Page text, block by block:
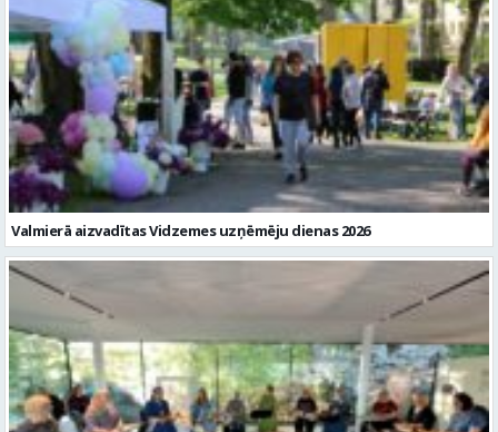
Valmierā aizvadītas Vidzemes uzņēmēju dienas 2026